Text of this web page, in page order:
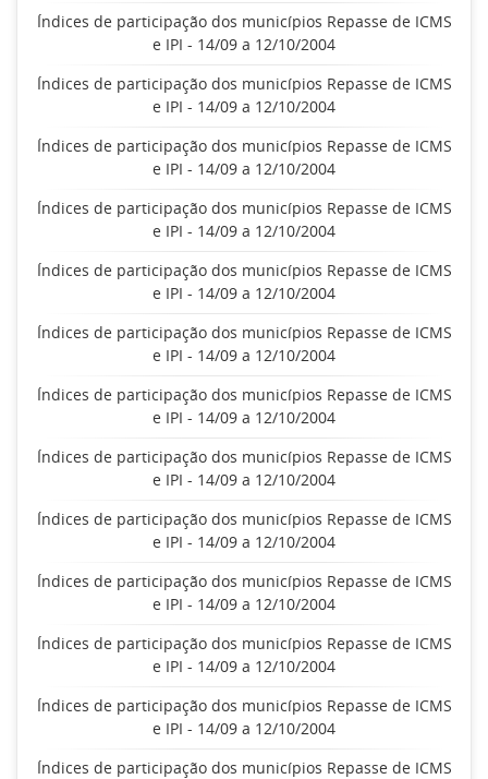
Índices de participação dos municípios Repasse de ICMS
e IPI - 14/09 a 12/10/2004
Índices de participação dos municípios Repasse de ICMS
e IPI - 14/09 a 12/10/2004
Índices de participação dos municípios Repasse de ICMS
e IPI - 14/09 a 12/10/2004
Índices de participação dos municípios Repasse de ICMS
e IPI - 14/09 a 12/10/2004
Índices de participação dos municípios Repasse de ICMS
e IPI - 14/09 a 12/10/2004
Índices de participação dos municípios Repasse de ICMS
e IPI - 14/09 a 12/10/2004
Índices de participação dos municípios Repasse de ICMS
e IPI - 14/09 a 12/10/2004
Índices de participação dos municípios Repasse de ICMS
e IPI - 14/09 a 12/10/2004
Índices de participação dos municípios Repasse de ICMS
e IPI - 14/09 a 12/10/2004
Índices de participação dos municípios Repasse de ICMS
e IPI - 14/09 a 12/10/2004
Índices de participação dos municípios Repasse de ICMS
e IPI - 14/09 a 12/10/2004
Índices de participação dos municípios Repasse de ICMS
e IPI - 14/09 a 12/10/2004
Índices de participação dos municípios Repasse de ICMS